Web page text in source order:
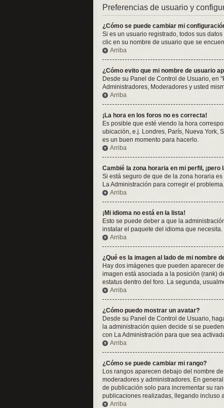
Preferencias de usuario y
¿Cómo se puede cambiar mi
Si es un usuario registrado, todos sus
clic en su nombre de usuario que se
Arriba
¿Cómo evito que mi nombre de usuario
Desde su Panel de Control de Usuario, en
Administradores, Moderadores y usted
Arriba
¡La hora en los foros no es correcta!
Es posible que esté viendo la hora
ubicación, e.j. Londres, París, Nueva York,
es un buen momento para hacerlo.
Arriba
Cambié la zona horaria en mi perfil,
Si está seguro de que de la zona horaria
La Administración para corregir el problema.
Arriba
¡Mi idioma no está en la lista!
Esto se puede deber a que la
instalar el paquete del idioma que
Arriba
¿Qué es la imagen al lado de mi nombre
Hay dos imágenes que pueden aparecer
imagen está asociada a la posición (rank)
estatus dentro del foro. La segunda,
Arriba
¿Cómo puedo mostrar un avatar?
Desde su Panel de Control de Usuario,
la administración quien decide si se
con La Administración para que sea
Arriba
¿Cómo se puede cambiar mi rango?
Los rangos aparecen debajo del nombre
moderadores y administradores. En
de publicación solo para incrementar su
publicaciones realizadas, llegando incluso
Arriba